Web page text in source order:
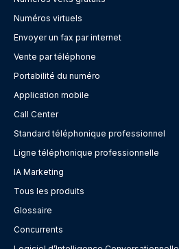
Numéros virtuels
Envoyer un fax par internet
Vente par téléphone
Portabilité du numéro
Application mobile
Call Center
Standard téléphonique professionnel
Ligne téléphonique professionnelle
IA Marketing
Tous les produits
Glossaire
Concurrents